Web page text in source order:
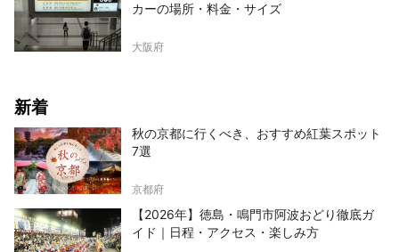
カーの場所・料金・サイズ
大阪府
新着
秋の京都に行くべき、おすすめ紅葉スポット
7選
京都府
【2026年】徳島・鳴門市阿波おどり徹底ガ
イド｜日程・アクセス・楽しみ方